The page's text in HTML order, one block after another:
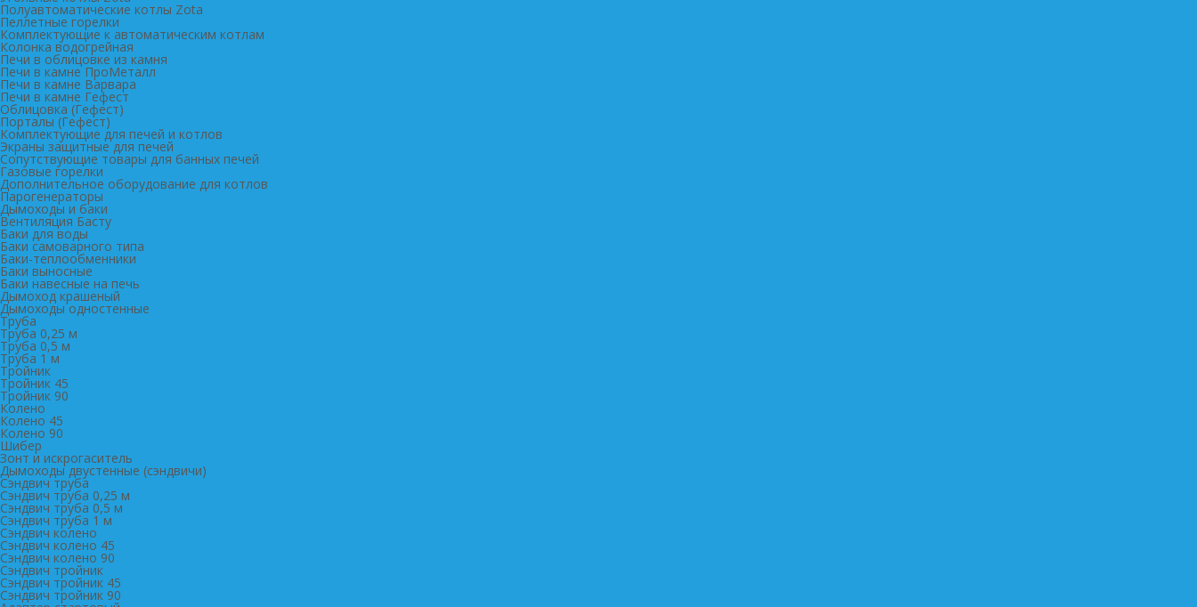
Полуавтоматические котлы Zota
Пеллетные горелки
Комплектующие к автоматическим котлам
Колонка водогрейная
Печи в облицовке из камня
Печи в камне ПроМеталл
Печи в камне Варвара
Печи в камне Гефест
Облицовка (Гефест)
Порталы (Гефест)
Комплектующие для печей и котлов
Экраны защитные для печей
Сопутствующие товары для банных печей
Газовые горелки
Дополнительное оборудование для котлов
Парогенераторы
Дымоходы и баки
Вентиляция Басту
Баки для воды
Баки самоварного типа
Баки-теплообменники
Баки выносные
Баки навесные на печь
Дымоход крашеный
Дымоходы одностенные
Труба
Труба 0,25 м
Труба 0,5 м
Труба 1 м
Тройник
Тройник 45
Тройник 90
Колено
Колено 45
Колено 90
Шибер
Зонт и искрогаситель
Дымоходы двустенные (сэндвичи)
Сэндвич труба
Сэндвич труба 0,25 м
Сэндвич труба 0,5 м
Сэндвич труба 1 м
Сэндвич колено
Сэндвич колено 45
Сэндвич колено 90
Сэндвич тройник
Сэндвич тройник 45
Сэндвич тройник 90